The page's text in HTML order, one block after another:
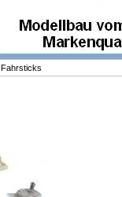
Fahrsticks